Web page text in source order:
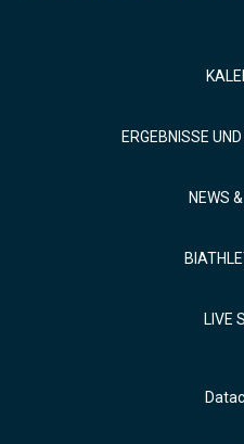
ERGEBNISSE
NEWS
LIVE